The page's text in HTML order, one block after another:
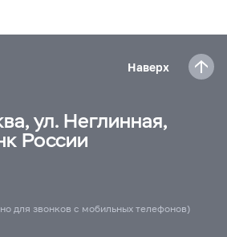
Наверх
ул. Неглинная,
России
для звонков с мобильных телефонов)